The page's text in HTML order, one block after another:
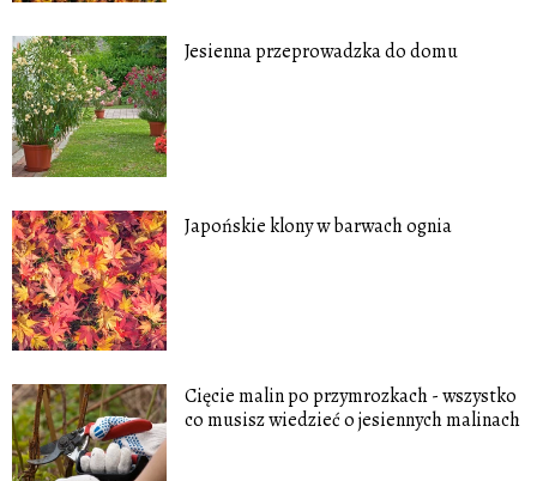
Jesienna przeprowadzka do domu
Japońskie klony w barwach ognia
Cięcie malin po przymrozkach - wszystko
co musisz wiedzieć o jesiennych malinach